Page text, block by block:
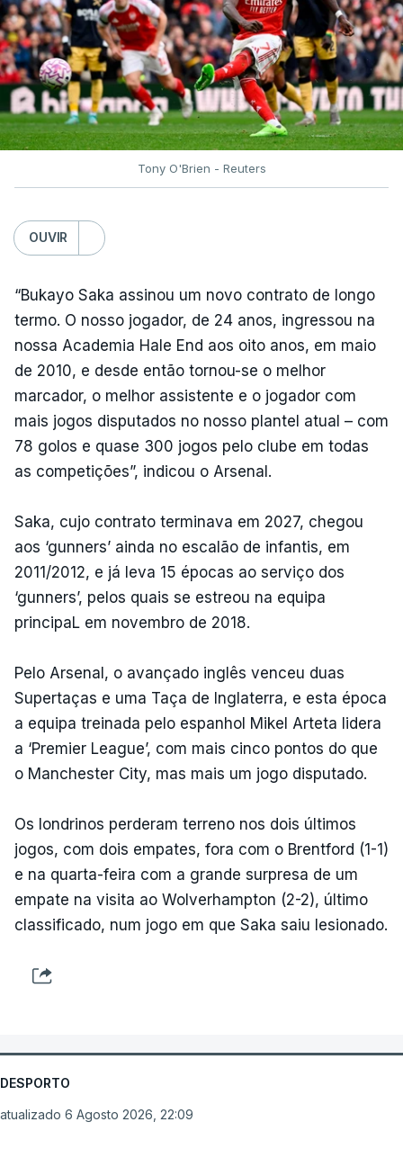
Tony O'Brien - Reuters
OUVIR
“Bukayo Saka assinou um novo contrato de longo
termo. O nosso jogador, de 24 anos, ingressou na
nossa Academia Hale End aos oito anos, em maio
de 2010, e desde então tornou-se o melhor
marcador, o melhor assistente e o jogador com
mais jogos disputados no nosso plantel atual – com
78 golos e quase 300 jogos pelo clube em todas
as competições”, indicou o Arsenal.
Saka, cujo contrato terminava em 2027, chegou
aos ‘gunners’ ainda no escalão de infantis, em
2011/2012, e já leva 15 épocas ao serviço dos
‘gunners’, pelos quais se estreou na equipa
principaL em novembro de 2018.
Pelo Arsenal, o avançado inglês venceu duas
Supertaças e uma Taça de Inglaterra, e esta época
a equipa treinada pelo espanhol Mikel Arteta lidera
a ‘Premier League’, com mais cinco pontos do que
o Manchester City, mas mais um jogo disputado.
Os londrinos perderam terreno nos dois últimos
jogos, com dois empates, fora com o Brentford (1-1)
e na quarta-feira com a grande surpresa de um
empate na visita ao Wolverhampton (2-2), último
classificado, num jogo em que Saka saiu lesionado.
DESPORTO
atualizado 6 Agosto 2026, 22:09